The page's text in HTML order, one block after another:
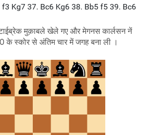
टाईब्रेक मुक़ाबले खेले गए और मेगनस कार्लसन नें
के स्कोर से अंतिम चार में जगह बना ली ।